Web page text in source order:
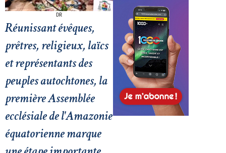
DR
Réunissant évêques,
prêtres, religieux, laïcs
et représentants des
peuples autochtones, la
première Assemblée
ecclésiale de l'Amazonie
équatorienne marque